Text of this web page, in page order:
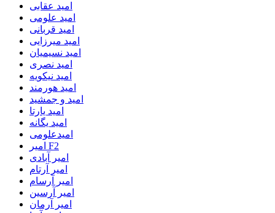
امید عقابی
امید علومی
امید قربانی
امید میرزایی
امید نسیمیان
امید نصری
امید نیکویه
امید هورمند
امید و جمشید
امید یارتا
امید یگانه
امیدعلومی
امیر F2
امیر آبادی
امیر آرتام
امیر آرسام
امیر آرسین
امیر آرمان